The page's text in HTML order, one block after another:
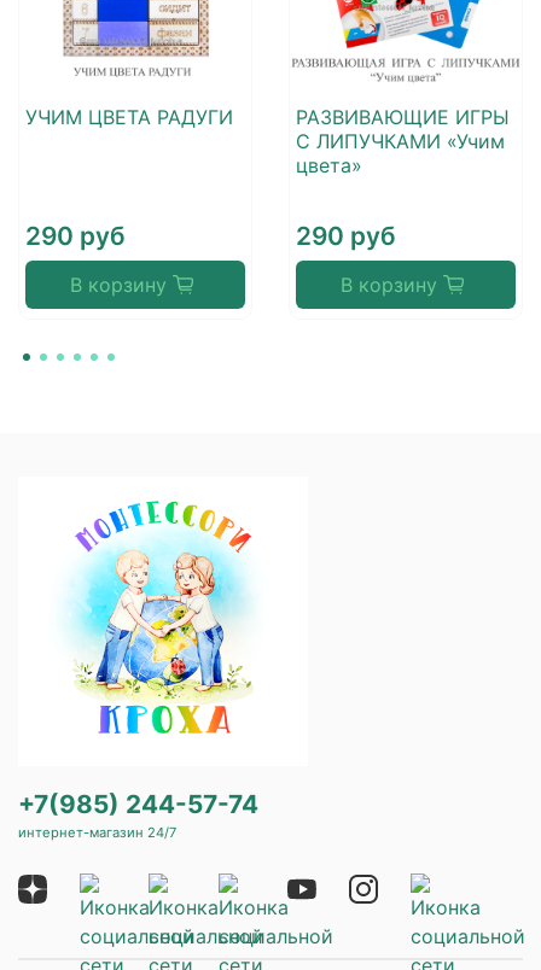
УЧИМ ЦВЕТА РАДУГИ
290 руб
В корзину
РАЗВИВАЮЩИЕ ИГРЫ
С ЛИПУЧКАМИ «Учим
цвета»
290 руб
В корзину
+7(985) 244-57-74
интернет-магазин 24/7